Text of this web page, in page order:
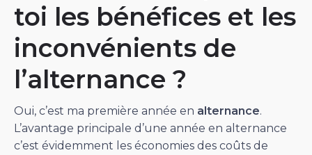
toi les bénéfices et les
inconvénients de
l’alternance ?
Oui, c’est ma première année en alternance.
L’avantage principale d’une année en alternance
c’est évidemment les économies des coûts de